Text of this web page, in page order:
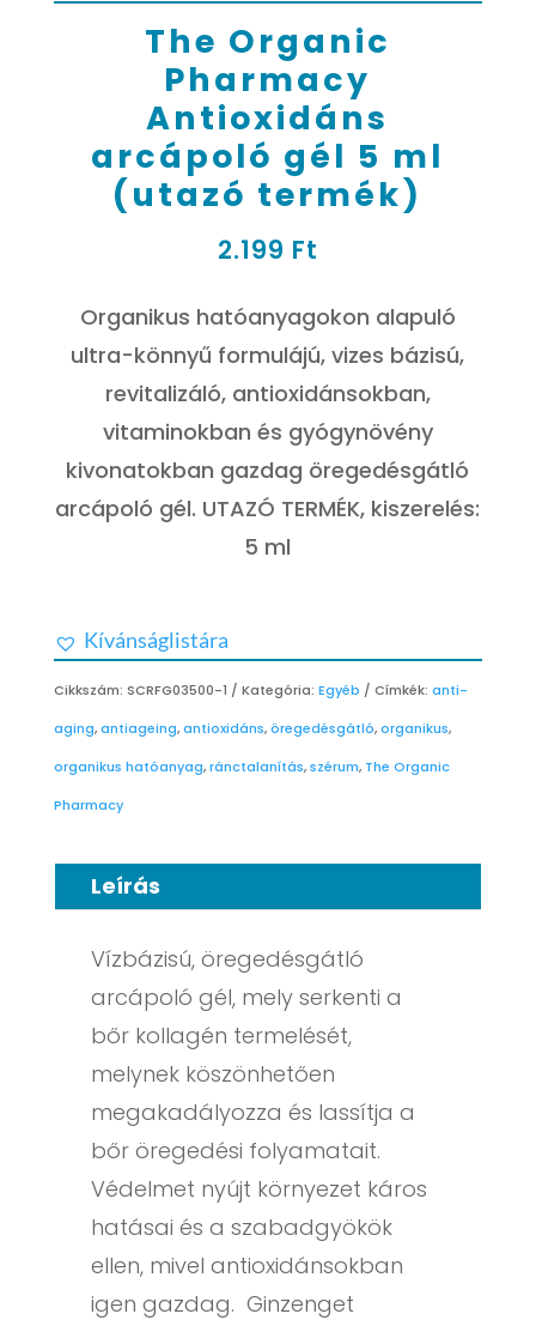
The Organic
Pharmacy
Antioxidáns
arcápoló gél 5 ml
(utazó termék)
2.199 Ft
Organikus hatóanyagokon alapuló
ultra-könnyű formulájú, vizes bázisú,
revitalizáló, antioxidánsokban,
vitaminokban és gyógynövény
kivonatokban gazdag öregedésgátló
arcápoló gél. UTAZÓ TERMÉK, kiszerelés:
5 ml
Kívánságlistára
Cikkszám: SCRFG03500-1 Kategória: Egyéb Címkék: anti-
aging,antiageing,antioxidáns,öregedésgátló,organikus,
organikus hatóanyag,ránctalanítás,szérum, The Organic
Pharmacy
Leírás
Vízbázisú, öregedésgátló
arcápoló gél, mely serkenti a
bőr kollagén termelését,
melynek köszönhetően
megakadályozza és lassítja a
bőr öregedési folyamatait.
Védelmet nyújt környezet káros
hatásai és a szabadgyökök
ellen, mivel antioxidánsokban
igen gazdag. Ginzenget